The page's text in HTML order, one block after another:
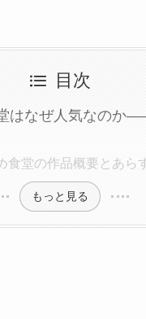
目次
はなぜ人気なのか
食堂の作品概要とあら
もっと見る